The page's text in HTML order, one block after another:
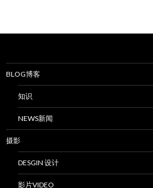
BLOG博客
知识
NEWS新闻
摄影
DESGIN 设计
影片VIDEO